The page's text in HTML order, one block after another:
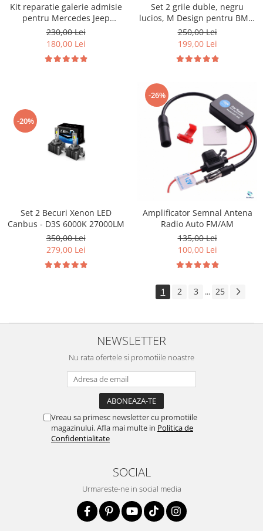
Kit reparatie galerie admisie
pentru Mercedes Jeep
Chrysler
230,00 Lei
180,00 Lei
Set 2 grile duble, negru
lucios, M Design pentru BMW
E81 E87 Facelift
250,00 Lei
199,00 Lei
-20%
Set 2 Becuri Xenon LED
Canbus - D3S 6000K 27000LM
350,00 Lei
279,00 Lei
-26%
Amplificator Semnal Antena
Radio Auto FM/AM
135,00 Lei
100,00 Lei
1 2 3 ... 25
NEWSLETTER
Nu rata ofertele si promotiile noastre
Vreau sa primesc newsletter cu promotiile
magazinului. Afla mai multe in Politica de
Confidentialitate
SOCIAL
Urmareste-ne in social media